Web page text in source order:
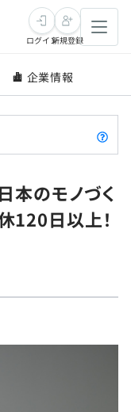
ログイン新規登録
企業情報
本のモノづく
120日以上！